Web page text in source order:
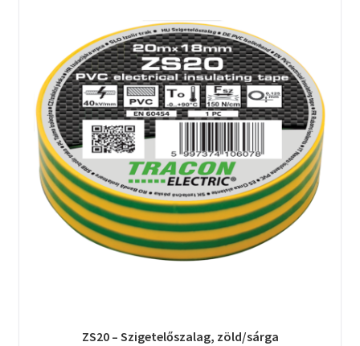
ZS20 – Szigetelőszalag, zöld/sárga